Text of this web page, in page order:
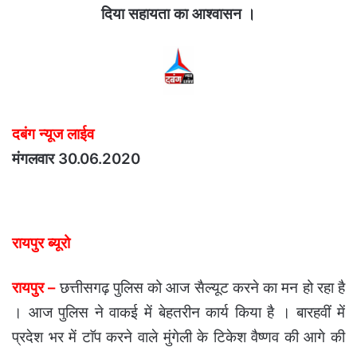
दिया सहायता का आश्वासन ।
दबंग न्यूज लाईव
मंगलवार 30.06.2020
रायपुर ब्यूरो
रायपुर –छत्तीसगढ़ पुलिस को आज सैल्यूट करने का मन हो रहा है
। आज पुलिस ने वाकई में बेहतरीन कार्य किया है । बारहवीं में
प्रदेश भर में टाॅप करने वाले मुंगेली के टिकेश वैष्णव की आगे की